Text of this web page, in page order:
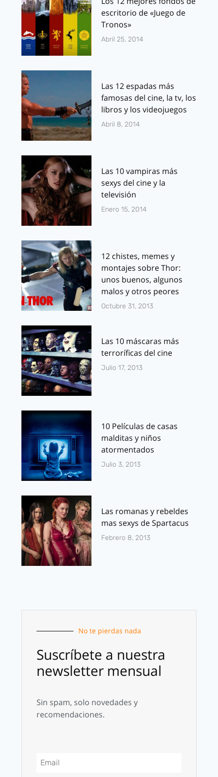
escritorio de «Juego de
Tronos»
Abril 25, 2014
Las 12 espadas más
famosas del cine, la tv, los
libros y los videojuegos
Abril 8, 2014
Las 10 vampiras más
sexys del cine y la
televisión
Enero 15, 2014
12 chistes, memes y
montajes sobre Thor:
unos buenos, algunos
malos y otros peores
Octubre 31, 2013
Las 10 máscaras más
terroríficas del cine
Julio 17, 2013
10 Películas de casas
malditas y niños
atormentados
Julio 3, 2013
Las romanas y rebeldes
mas sexys de Spartacus
Febrero 8, 2013
No te pierdas nada
Suscríbete a nuestra
newsletter mensual
Sin spam, solo novedades y
recomendaciones.